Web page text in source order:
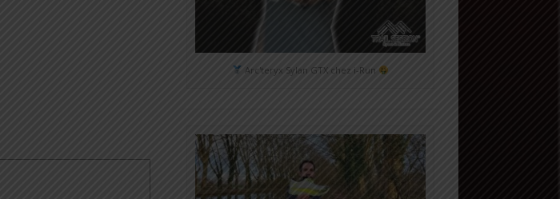
Arc'teryx Sylan GTX chez i-Run